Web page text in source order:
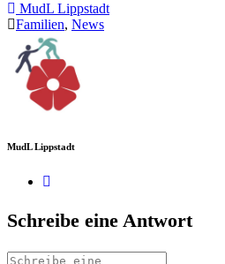
MudL Lippstadt
Familien, News
MudL Lippstadt
Schreibe eine Antwort